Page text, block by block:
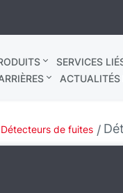
SERVICES
ACTUALITÉS
Détecteurs de fuites